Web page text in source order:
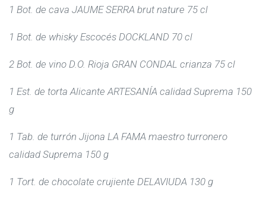
1 Bot. de cava JAUME SERRA brut nature 75 cl
1 Bot. de whisky Escocés DOCKLAND 70 cl
2 Bot. de vino D.O. Rioja GRAN CONDAL crianza 75 cl
1 Est. de torta Alicante ARTESANÍA calidad Suprema 150
g
1 Tab. de turrón Jijona LA FAMA maestro turronero
calidad Suprema 150 g
1 Tort. de chocolate crujiente DELAVIUDA 130 g